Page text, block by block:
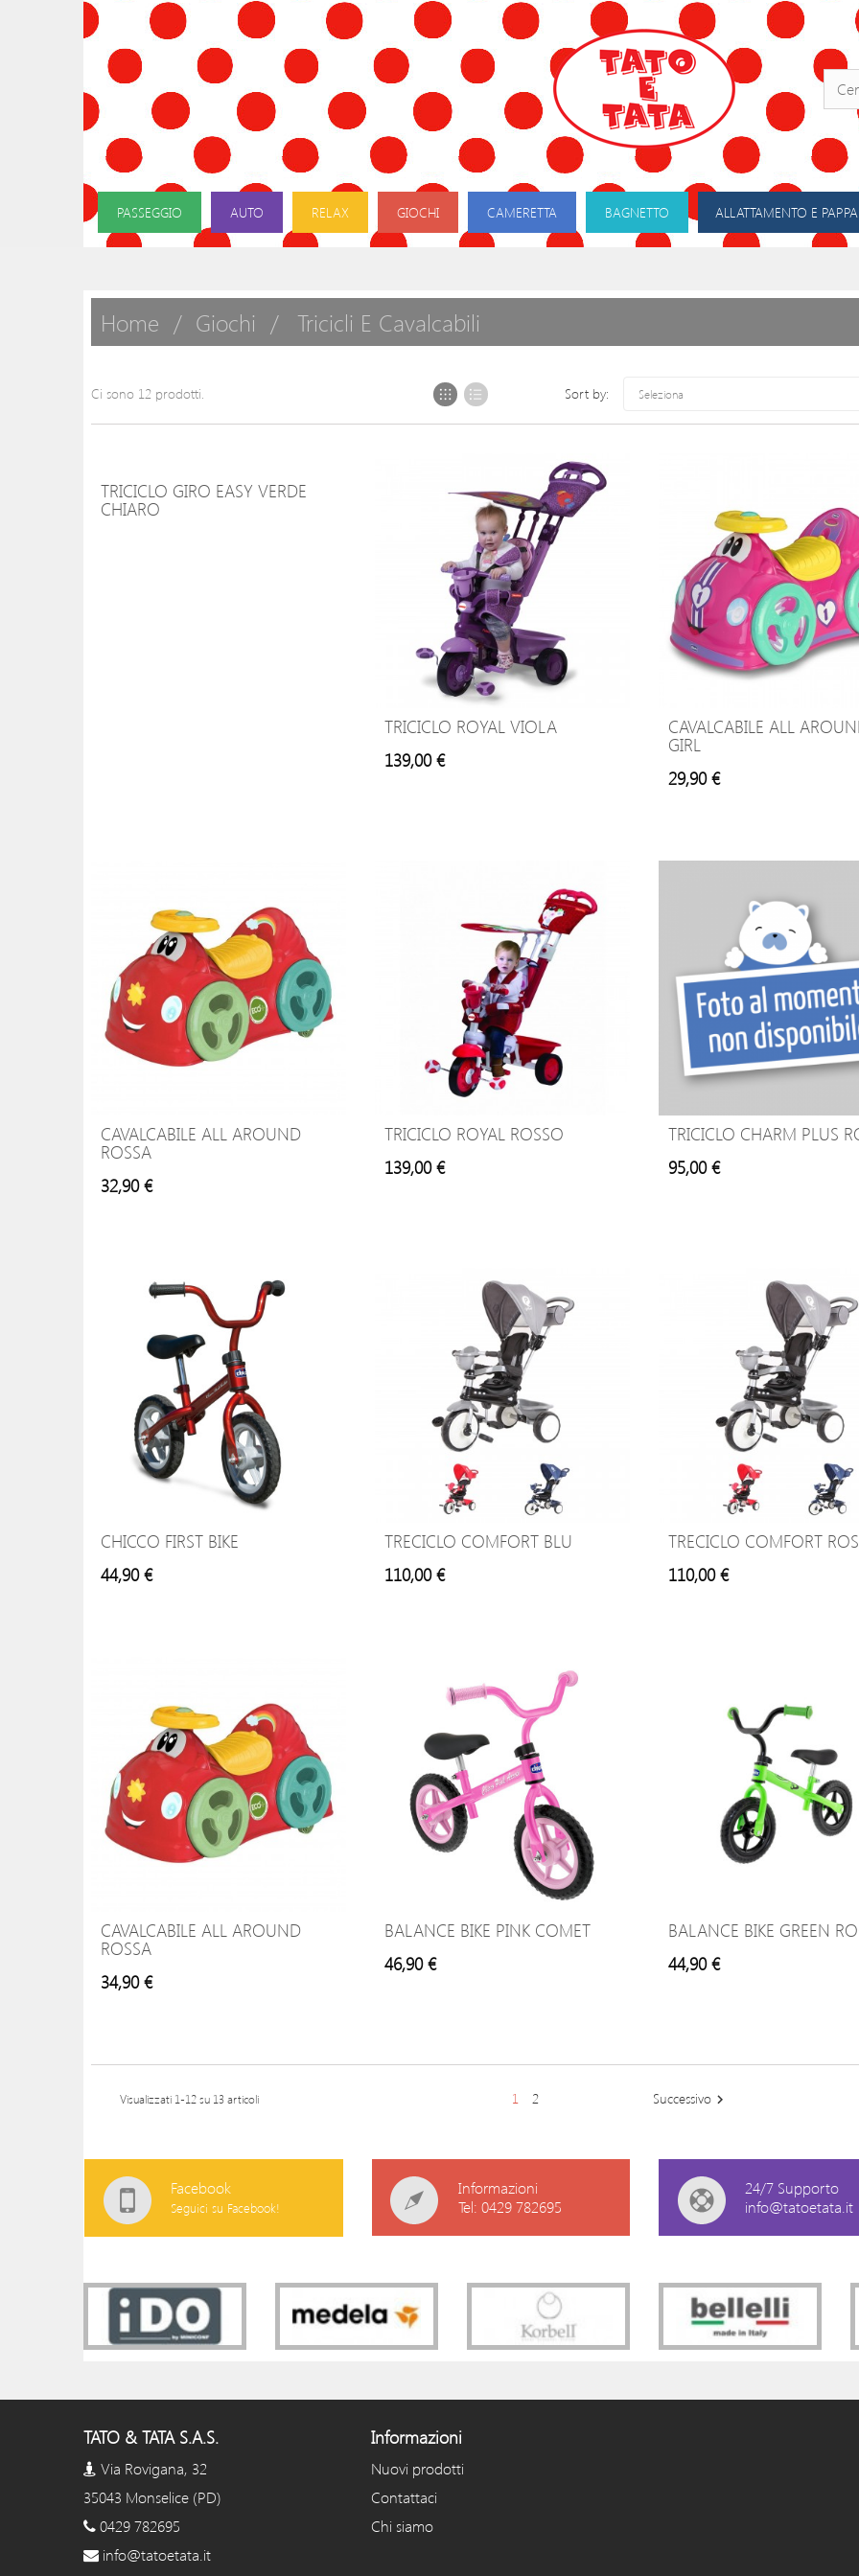
PASSEGGIO AUTO RELAX GIOCHI CAMERETTA BAGNETTO ALLATTAMENTO E PAPPA
Home Giochi Tricicli E Cavalcabili
Ci sono 12 prodotti. Sort by: Seleziona
TRICICLO GIRO EASY VERDE
CHIARO
TRICICLO ROYAL VIOLA
139,00 €
CAVALCABILE ALL
GIRL
29,90 €
CAVALCABILE ALL AROUND
ROSSA
32,90 €
TRICICLO ROYAL ROSSO
139,00 €
TRICICLO CHARM PLUS
95,00 €
CHICCO FIRST BIKE
44,90 €
TRECICLO COMFORT BLU
110,00 €
TRECICLO COMFORT
110,00 €
CAVALCABILE ALL AROUND
ROSSA
34,90 €
BALANCE BIKE PINK COMET
46,90 €
BALANCE BIKE GREEN
44,90 €
Visualizzati 1-12 su 13 articoli 1 2 Successivo
Facebook
Seguici su Facebook!
Informazioni
Tel: 0429 782695
24/7 Supporto
info@tatoetata.it
TATO & TATA S.A.S.
Via Rovigana, 32
35043 Monselice (PD)
0429 782695
info@tatoetata.it
Informazioni
Nuovi prodotti
Contattaci
Chi siamo